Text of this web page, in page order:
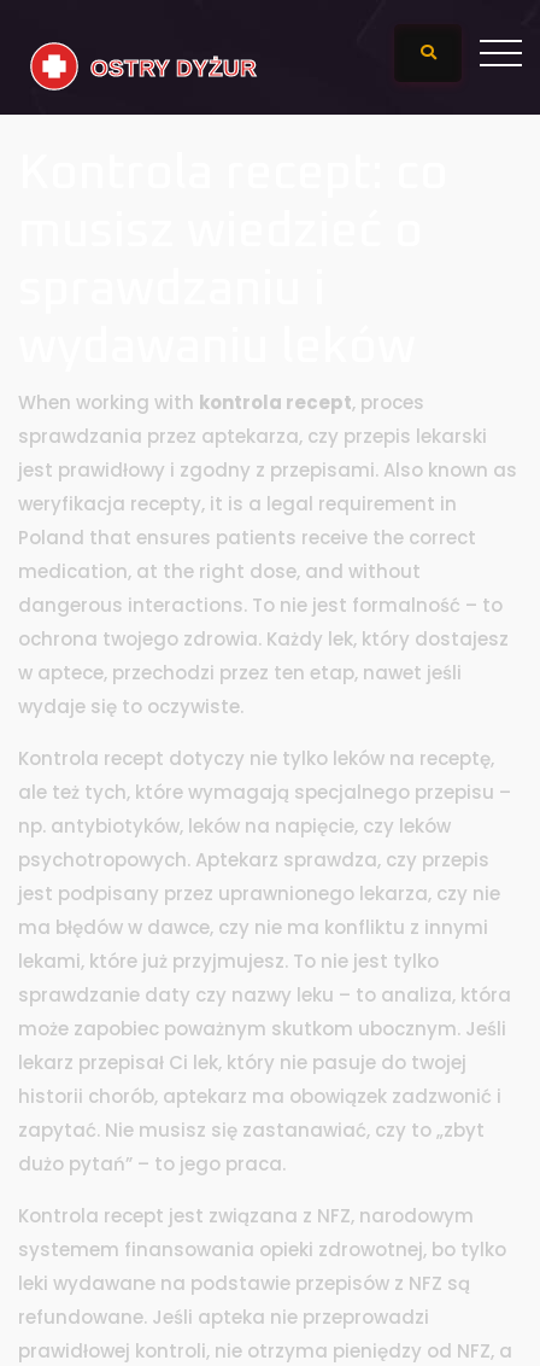
When working with kontrola recept, proces
sprawdzania przez aptekarza, czy przepis lekarski
jest prawidłowy i zgodny z przepisami. Also known as
weryfikacja recepty, it is a legal requirement in
Poland that ensures patients receive the correct
medication, at the right dose, and without
dangerous interactions. To nie jest formalność – to
ochrona twojego zdrowia. Każdy lek, który dostajesz
w aptece, przechodzi przez ten etap, nawet jeśli
wydaje się to oczywiste.
Kontrola recept dotyczy nie tylko leków na receptę,
ale też tych, które wymagają specjalnego przepisu –
np. antybiotyków, leków na napięcie, czy leków
psychotropowych. Aptekarz sprawdza, czy przepis
jest podpisany przez uprawnionego lekarza, czy nie
ma błędów w dawce, czy nie ma konfliktu z innymi
lekami, które już przyjmujesz. To nie jest tylko
sprawdzanie daty czy nazwy leku – to analiza, która
może zapobiec poważnym skutkom ubocznym. Jeśli
lekarz przepisał Ci lek, który nie pasuje do twojej
historii chorób, aptekarz ma obowiązek zadzwonić i
zapytać. Nie musisz się zastanawiać, czy to „zbyt
dużo pytań” – to jego praca.
Kontrola recept jest związana z NFZ, narodowym
systemem finansowania opieki zdrowotnej, bo tylko
leki wydawane na podstawie przepisów z NFZ są
refundowane. Jeśli apteka nie przeprowadzi
prawidłowej kontroli, nie otrzyma pieniędzy od NFZ, a